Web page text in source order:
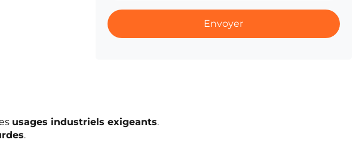
Envoyer
usages industriels exigeants.
.